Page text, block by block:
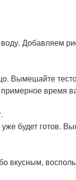
Добавляем
Вымешайте
время
будет готов.
вкусным,